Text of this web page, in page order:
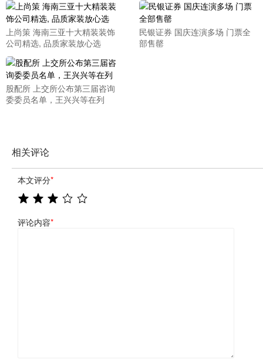
上尚策 海南三亚十大精装装饰
公司精选, 品质家装放心选
民银证券 国庆连演多场 门票全
部售罄
股配所 上交所公布第三届咨询
委委员名单，王兴兴等在列
相关评论
本文评分*
评论内容*